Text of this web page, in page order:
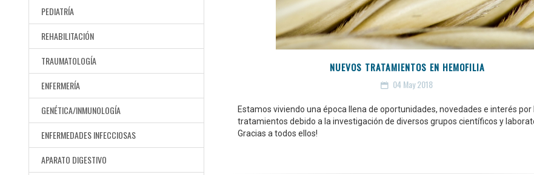
NUEVOS TRATAMIENTOS EN HEMOFILIA
04 May 2018
Estamos viviendo una época llena de oportunidades, novedades e interés por
tratamientos debido a la investigación de diversos grupos científicos y
Gracias a todos ellos!
PEDIATRÍA
REHABILITACIÓN
TRAUMATOLOGÍA
ENFERMERÍA
GENÉTICA/INMUNOLOGÍA
ENFERMEDADES INFECCIOSAS
APARATO DIGESTIVO